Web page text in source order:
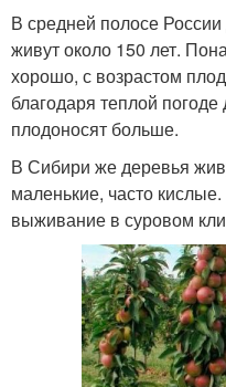
В средней полосе
живут около 150 лет.
хорошо, с возрастом
благодаря теплой
плодоносят больше.
В Сибири же деревья
маленькие, часто
выживание в суровом